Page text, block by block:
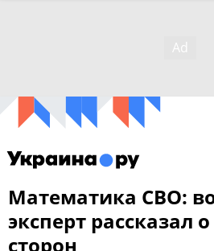
Математика СВО:
эксперт рассказал
сторон